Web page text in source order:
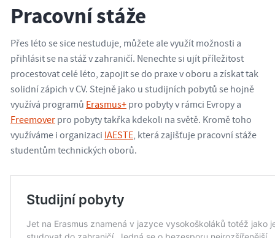
Pracovní stáže
Přes léto se sice nestuduje, můžete ale využít možnosti a
přihlásit se na stáž v zahraničí. Nenechte si ujít příležitost
procestovat celé léto, zapojit se do praxe v oboru a získat tak
solidní zápich v CV. Stejně jako u studijních pobytů se hojně
využívá programů Erasmus+ pro pobyty v rámci Evropy a
Freemover pro pobyty takřka kdekoli na světě. Kromě toho
využíváme i organizaci IAESTE, která zajišťuje pracovní stáže
studentům technických oborů.